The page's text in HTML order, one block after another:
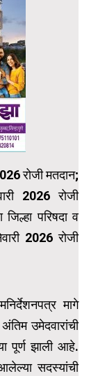
रोजी मतदान;
2026 रोजी
परिषदा व
2026 रोजी
मागे
उमेदवारांची
पूर्ण झाली आहे.
सदस्यांची